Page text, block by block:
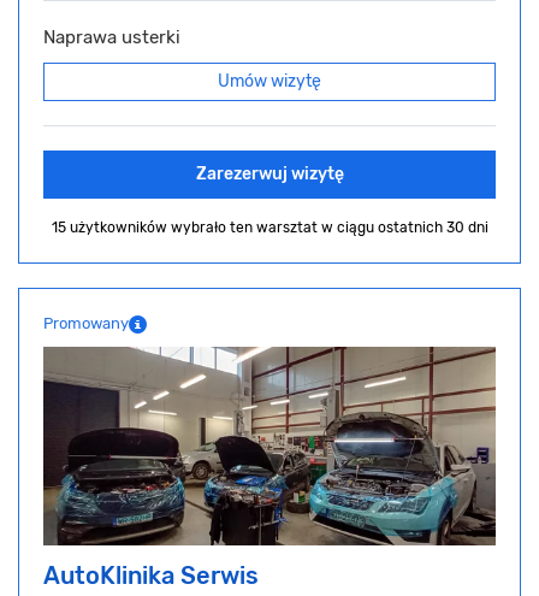
Naprawa usterki
Umów wizytę
Zarezerwuj wizytę
15 użytkowników wybrało ten warsztat w ciągu ostatnich 30 dni
Promowany
AutoKlinika Serwis